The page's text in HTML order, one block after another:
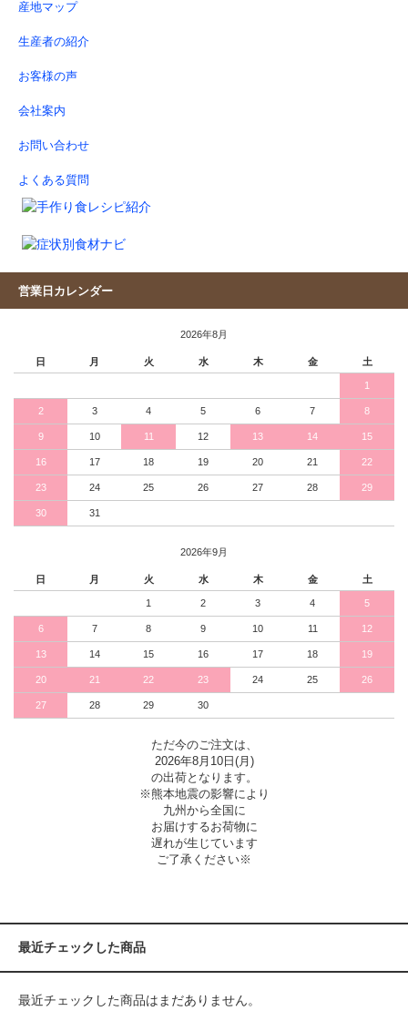
産地マップ
生産者の紹介
お客様の声
会社案内
お問い合わせ
よくある質問
営業日カレンダー
2026年8月
日 月 火 水 木 金 土
1
2 3 4 5 6 7 8
9 10 11 12 13 14 15
16 17 18 19 20 21 22
23 24 25 26 27 28 29
30 31
2026年9月
日 月 火 水 木 金 土
1 2 3 4 5
6 7 8 9 10 11 12
13 14 15 16 17 18 19
20 21 22 23 24 25 26
27 28 29 30
ただ今のご注文は、
2026年8月10日(月)
の出荷となります。
※熊本地震の影響により
九州から全国に
お届けするお荷物に
遅れが生じています
ご了承ください※
最近チェックした商品
最近チェックした商品はまだありません。